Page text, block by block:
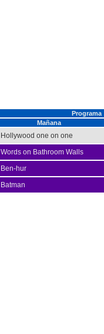
Programa
Mañana
Hollywood one on one
Words on Bathroom Walls
Ben-hur
Batman